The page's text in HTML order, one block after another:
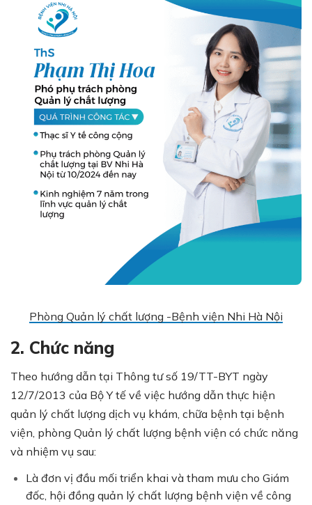
Phòng Quản lý chất lượng -Bệnh viện Nhi Hà Nội
2. Chức năng
Theo hướng dẫn tại Thông tư số 19/TT-BYT ngày
12/7/2013 của Bộ Y tế về việc hướng dẫn thực hiện
quản lý chất lượng dịch vụ khám, chữa bệnh tại bệnh
viện, phòng Quản lý chất lượng bệnh viện có chức năng
và nhiệm vụ sau:
Là đơn vị đầu mối triển khai và tham mưu cho Giám
đốc, hội đồng quản lý chất lượng bệnh viện về công